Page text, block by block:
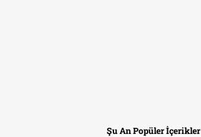
Şu An Popüler İçerikler